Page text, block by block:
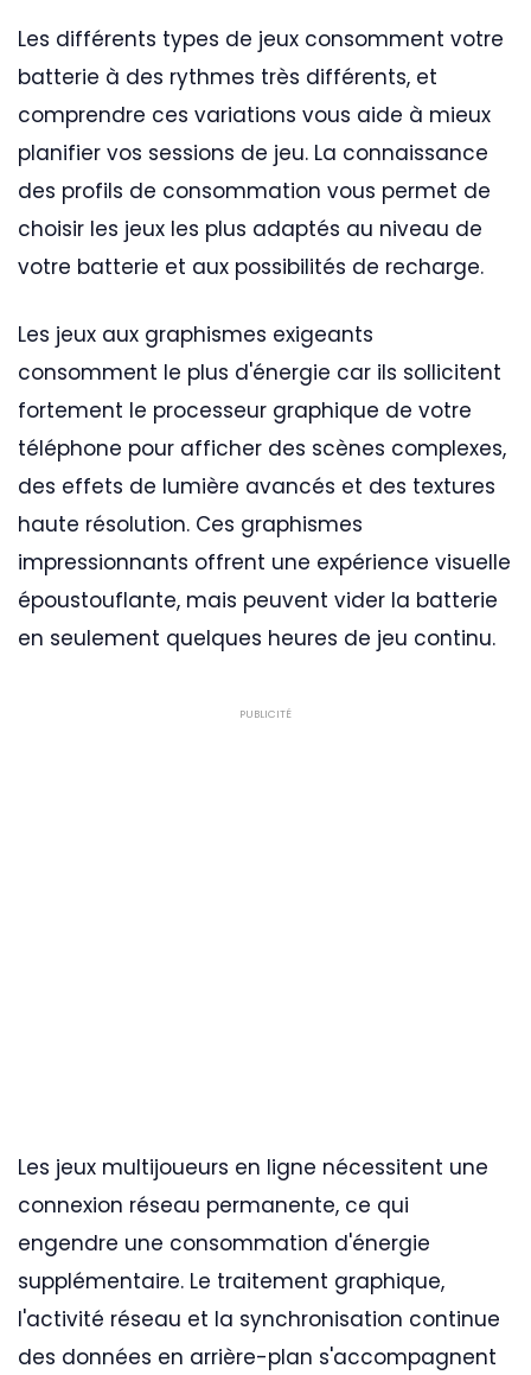
Les différents types de jeux consomment votre
batterie à des rythmes très différents, et
comprendre ces variations vous aide à mieux
planifier vos sessions de jeu. La connaissance
des profils de consommation vous permet de
choisir les jeux les plus adaptés au niveau de
votre batterie et aux possibilités de recharge.
Les jeux aux graphismes exigeants
consomment le plus d'énergie car ils sollicitent
fortement le processeur graphique de votre
téléphone pour afficher des scènes complexes,
des effets de lumière avancés et des textures
haute résolution. Ces graphismes
impressionnants offrent une expérience visuelle
époustouflante, mais peuvent vider la batterie
en seulement quelques heures de jeu continu.
PUBLICITÉ
Les jeux multijoueurs en ligne nécessitent une
connexion réseau permanente, ce qui
engendre une consommation d'énergie
supplémentaire. Le traitement graphique,
l'activité réseau et la synchronisation continue
des données en arrière-plan s'accompagnent